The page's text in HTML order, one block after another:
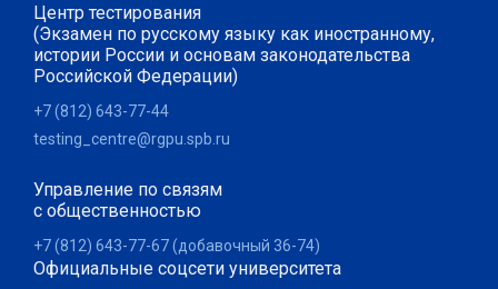
Центр тестирования
(Экзамен по русскому языку как иностранному,
истории России и основам законодательства
Российской Федерации)
+7 (812) 643-77-44
testing_centre@rgpu.spb.ru
Управление по связям
с общественностью
+7 (812) 643-77-67 (добавочный 36-74)
Официальные соцсети университета